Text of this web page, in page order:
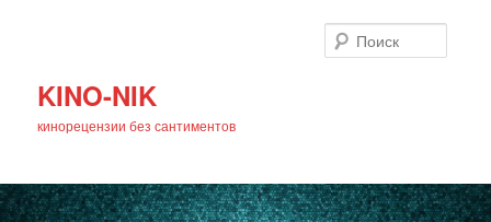
KINO-NIK
кинорецензии без сантиментов